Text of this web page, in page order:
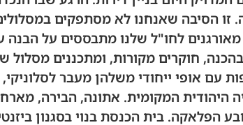
הסיבה שאנחנו לא מסתפקים
מאורגנים לחו"ל שלנו מתבססים על
חוקרים מקורות, ומתכננים
עם אופי ייחודי משלהן מעבר
היהודית המקומית. אתונה, הבירה,
הפלאקה. בית הכנסת בנוי בסגנון